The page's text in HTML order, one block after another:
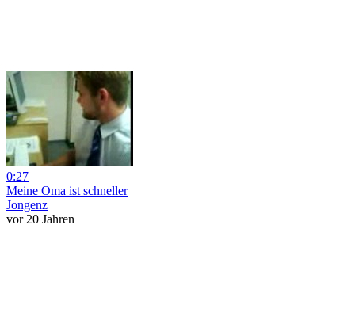
0:27
Meine Oma ist schneller
Jongenz
vor 20 Jahren